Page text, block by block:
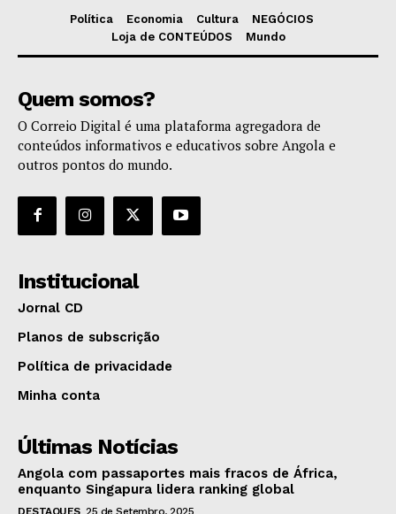
Política Economia Cultura
NEGÓCIOS
Loja de CONTEÚDOS
Mundo
Quem somos?
O Correio Digital é uma plataforma agregadora de
conteúdos informativos e educativos sobre Angola e
outros pontos do mundo.
Institucional
Jornal CD
Planos de subscrição
Política de privacidade
Minha conta
Últimas Notícias
Angola com passaportes mais fracos de África,
enquanto Singapura lidera ranking global
DESTAQUES 25 de Setembro, 2025